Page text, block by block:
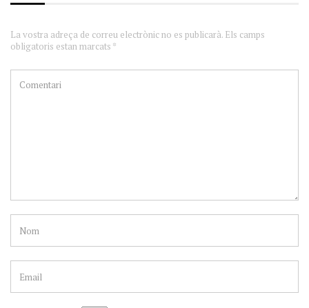
La vostra adreça de correu electrònic no es publicarà. Els camps
obligatoris estan marcats *